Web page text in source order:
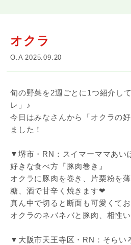
オクラ
O.A 2025.09.20
旬の野菜を2週ごとに1つ紹介し
レ」♪
今日はみなさんから「オクラの
ました！
▼堺市・RN：スイマーママあい
好きな食べ方『豚肉巻き』
オクラに豚肉を巻き、片栗粉を
糖、酒で甘辛く焼きます❤︎
真ん中で切ると断面も可愛くて
オクラのネバネバと豚肉、相性
▼大阪市天王寺区・RN：そらい